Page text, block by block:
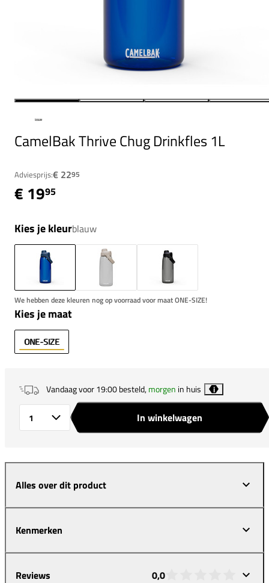
CamelBak Thrive Chug Drinkfles 1L
Adviesprijs:€ 2295
€ 1995
Kies je kleurblauw
We hebben deze kleuren nog op voorraad voor maat ONE-SIZE!
Kies je maat
ONE-SIZE
Vandaag voor 19:00 besteld,morgen in huis i
In winkelwagen
Alles over dit product
Kenmerken
Reviews 0,0